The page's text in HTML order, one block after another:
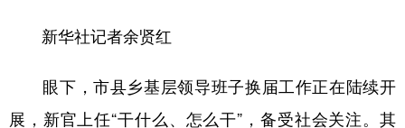
文化 书画
新华社记者余贤红
眼下，市县乡基层领导班子换届工作正在陆续开
展，新官上任“干什么、怎么干”，备受社会关注。其